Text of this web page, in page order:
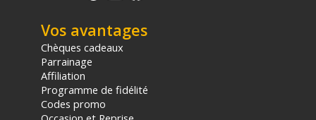
Vos avantages
Chèques cadeaux
Parrainage
Affiliation
Programme de fidélité
Codes promo